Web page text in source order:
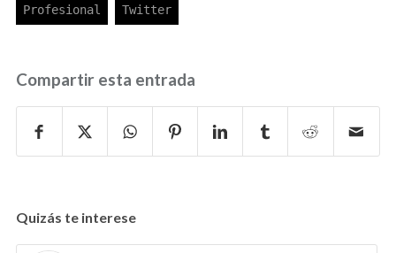
Compartir esta entrada
Quizás te interese